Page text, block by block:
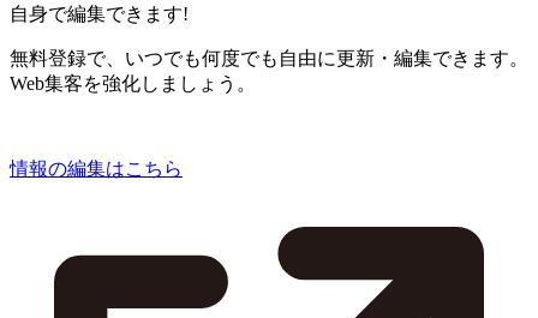
自身で編集できます!
無料登録で、いつでも何度でも自由に更新・編集できます。
Web集客を強化しましょう。
情報の編集はこちら